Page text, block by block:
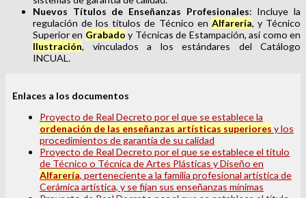
Nuevos Títulos de Enseñanzas Profesionales: Incluye la
regulación de los títulos de Técnico en Alfarería, y Técnico
Superior en Grabado y Técnicas de Estampación, así como en
Ilustración, vinculados a los estándares del Catálogo
INCUAL.
Enlaces a los documentos
Proyecto de Real Decreto por el que se establece la
ordenación de las enseñanzas artísticas superiores y los
procedimientos de garantía de su calidad
Proyecto de Real Decreto por el que se establece el título
de Técnico o Técnica de Artes Plásticas y Diseño en
Alfarería, perteneciente a la familia profesional artística de
Cerámica artística, y se fijan sus enseñanzas mínimas